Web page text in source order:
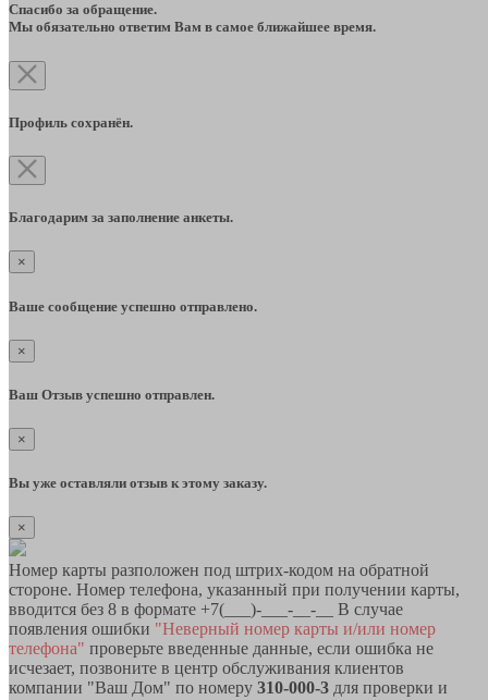
Спасибо за обращение.
Мы обязательно ответим Вам в самое ближайшее время.
Профиль сохранён.
Благодарим за заполнение анкеты.
×
Ваше сообщение успешно отправлено.
×
Ваш Отзыв успешно отправлен.
×
Вы уже оставляли отзыв к этому заказу.
×
Номер карты разположен под штрих-кодом на обратной
стороне. Номер телефона, указанный при получении карты,
вводится без 8 в формате +7(___)-___-__-__ В случае
появления ошибки "Неверный номер карты и/или номер
телефона" проверьте введенные данные, если ошибка не
исчезает, позвоните в центр обслуживания клиентов
компании "Ваш Дом" по номеру 310-000-3 для проверки и